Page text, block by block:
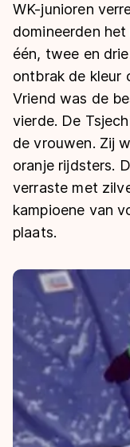
Marathon
Langebaan
Shorttrack
Inlineskaten
Kunstschaatsen
Schoonrijden
Natuurijs
Uitslagen
Langebaan
Shorttrack
Marathon
Inlineskaten
Kunstschaatsen
Tijden &
Ranglijsten
Persoonlijke
Historie &
De weg op
Inschrijven
Algemene
Deze zomer de
Schaatsfans
Alles voor jou als
Evenementen
Tickets
Livestreams
Word schaatsfan!
Winacties
Olympische
Olympische Spelen
Medaille overzicht
Medaillespiegel
Olympische
Van Jong tot Goud
WK-junioren
domineerden
één, twee en
ontbrak de kleur
Vriend was de
vierde. De
de vrouwen. Zij
oranje rijdsters.
verraste met
kampioene van
plaats.